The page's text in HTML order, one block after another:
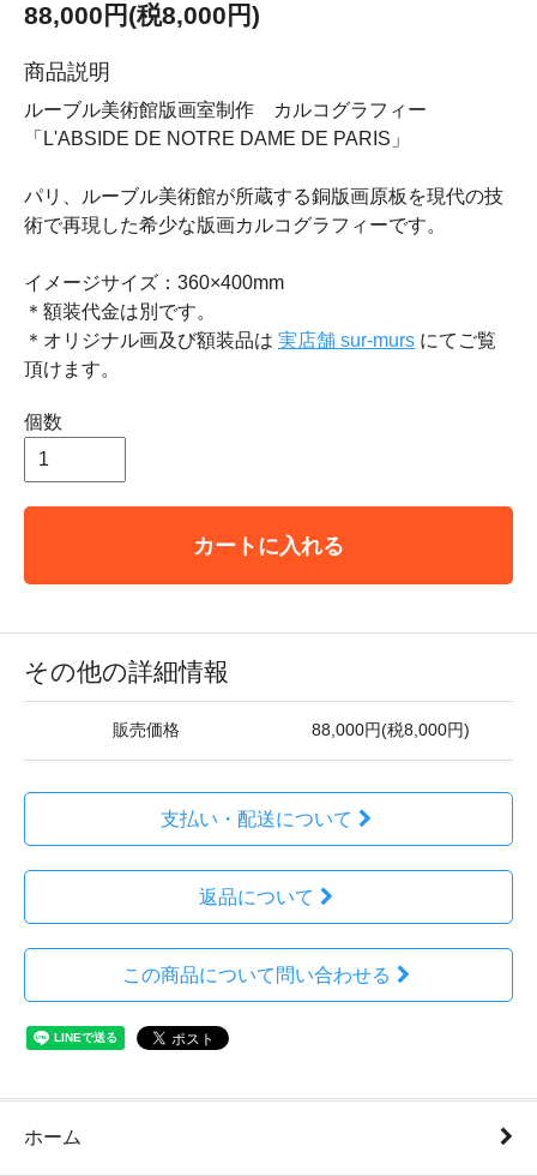
88,000円(税8,000円)
商品説明
ルーブル美術館版画室制作 カルコグラフィー
「L'ABSIDE DE NOTRE DAME DE PARIS」
パリ、ルーブル美術館が所蔵する銅版画原板を現代の技
術で再現した希少な版画カルコグラフィーです。
イメージサイズ：360×400mm
＊額装代金は別です。
＊オリジナル画及び額装品は 実店舗 sur-murs にてご覧
頂けます。
個数
カートに入れる
その他の詳細情報
販売価格 88,000円(税8,000円)
支払い・配送について
返品について
この商品について問い合わせる
ホーム